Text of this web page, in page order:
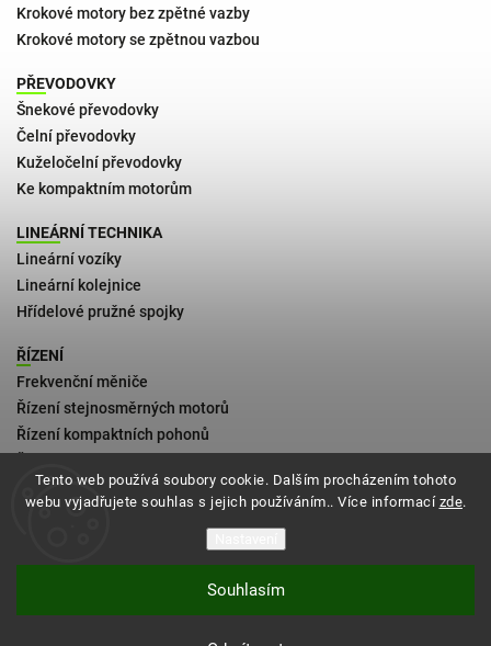
Tento web používá soubory cookie. Dalším procházením tohoto
webu vyjadřujete souhlas s jejich používáním.. Více informací zde.
Souhlasím
Krokové motory bez zpětné vazby
Krokové motory se zpětnou vazbou
PŘEVODOVKY
Šnekové převodovky
Čelní převodovky
Kuželočelní převodovky
Ke kompaktním motorům
LINEÁRNÍ TECHNIKA
Lineární vozíky
Lineární kolejnice
Hřídelové pružné spojky
ŘÍZENÍ
Frekvenční měniče
Řízení stejnosměrných motorů
Řízení kompaktních pohonů
Kontakt